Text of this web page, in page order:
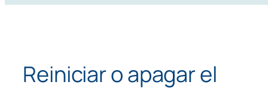
Reiniciar o apagar el